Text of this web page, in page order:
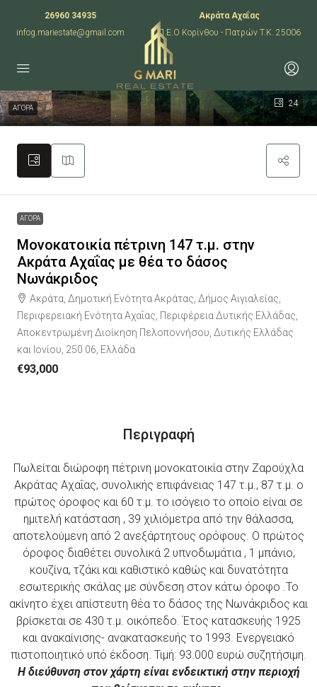
26960 34935
infog.mariestate@gmail.com
Ακράτα Αχαΐας
Π.Ε.Ο Κορίνθου - Πατρών T.K. 25006
24
ΑΓΟΡΑ
ΑΓΟΡΑ
Μονοκατοικία πέτρινη 147 τ.μ. στην
Ακράτα Αχαΐας με θέα το δάσος
Νωνάκριδος
Ακράτα, Δημοτική Ενότητα Ακράτας, Δήμος Αιγιαλείας,
Περιφερειακή Ενότητα Αχαΐας, Περιφέρεια Δυτικής Ελλάδας,
Αποκεντρωμένη Διοίκηση Πελοποννήσου, Δυτικής Ελλάδας
και Ιονίου, 250 06, Ελλάδα
€93,000
Περιγραφή
Πωλείται διώροφη πέτρινη μονοκατοικία στην Ζαρούχλα
Ακράτας Αχαΐας, συνολικής επιφάνειας 147 τ.μ., 87 τ.μ. ο
πρώτος όροφος και 60 τ.μ. το ισόγειο το οποίο είναι σε
ημιτελή κατάσταση , 39 χιλιόμετρα από την θάλασσα,
αποτελούμενη από 2 ανεξάρτητους ορόφους. Ο πρώτος
όροφος διαθέτει συνολικά 2 υπνοδωμάτια , 1 μπάνιο,
κουζίνα, τζάκι και καθιστικό καθώς και δυνατότητα
εσωτερικής σκάλας με σύνδεση στον κάτω όροφο .Το
ακίνητο έχει απίστευτη θέα το δάσος της Νωνάκριδος και
βρίσκεται σε 430 τ.μ. οικόπεδο. Έτος κατασκευής 1925
και ανακαίνισης- ανακατασκευής το 1993. Ενεργειακό
πιστοποιητικό υπό έκδοση. Τιμή: 93.000 ευρώ συζητήσιμη.
Η διεύθυνση στον χάρτη είναι ενδεικτική στην περιοχή